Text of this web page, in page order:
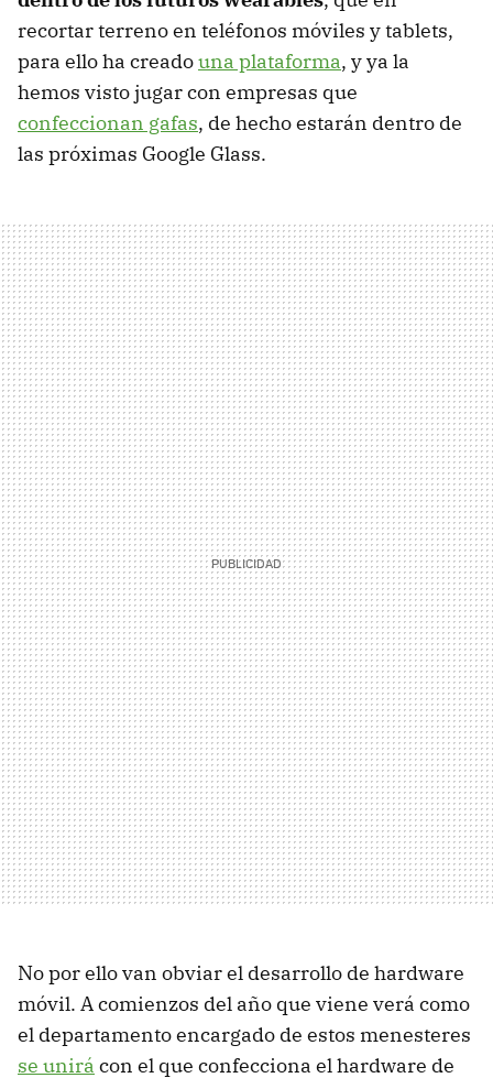
recortar terreno en teléfonos móviles y tablets,
para ello ha creadouna plataforma, y ya la
hemos visto jugar con empresas que
confeccionan gafas, de hecho estarán dentro de
las próximas Google Glass.
No por ello van obviar el desarrollo de hardware
móvil. A comienzos del año que viene verá como
el departamento encargado de estos menesteres
se unirá con el que confecciona el hardware de